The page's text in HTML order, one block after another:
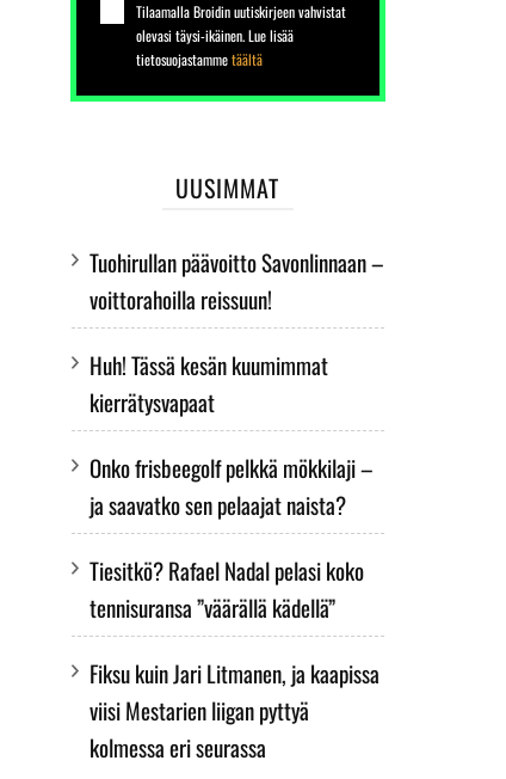
Tilaamalla Broidin uutiskirjeen vahvistat
olevasi täysi-ikäinen. Lue lisää
tietosuojastammetäältä
UUSIMMAT
Tuohirullan päävoitto Savonlinnaan –
voittorahoilla reissuun!
Huh! Tässä kesän kuumimmat
kierrätysvapaat
Onko frisbeegolf pelkkä mökkilaji –
ja saavatko sen pelaajat naista?
Tiesitkö? Rafael Nadal pelasi koko
tennisuransa ”väärällä kädellä”
Fiksu kuin Jari Litmanen, ja kaapissa
viisi Mestarien liigan pyttyä
kolmessa eri seurassa